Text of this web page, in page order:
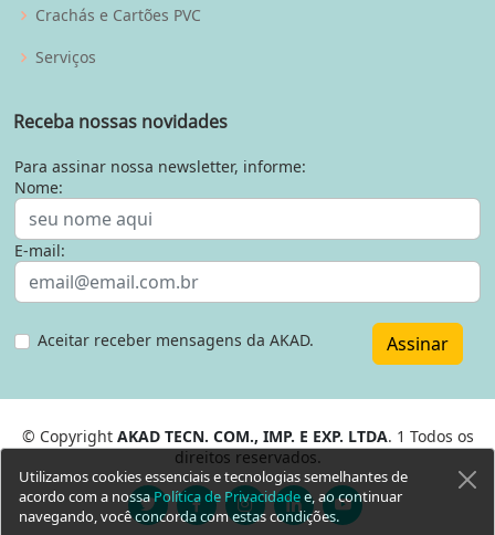
Crachás e Cartões PVC
Serviços
Receba nossas novidades
Para assinar nossa newsletter, informe:
Nome:
E-mail:
Aceitar receber mensagens da AKAD. Assinar
© Copyright AKAD TECN. COM., IMP. E EXP. LTDA. 1 Todos os
direitos reservados.
Utilizamos cookies essenciais e tecnologias semelhantes de
acordo com a nossaPolítica de Privacidadee, ao continuar
navegando, você concorda com estas condições.